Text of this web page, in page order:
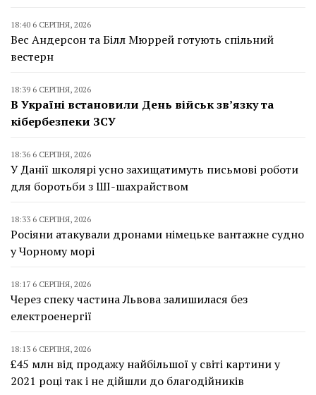
18:40 6 СЕРПНЯ, 2026
Вес Андерсон та Білл Мюррей готують спільний
вестерн
18:39 6 СЕРПНЯ, 2026
В Україні встановили День військ зв’язку та
кібербезпеки ЗСУ
18:36 6 СЕРПНЯ, 2026
У Данії школярі усно захищатимуть письмові роботи
для боротьби з ШІ-шахрайством
18:33 6 СЕРПНЯ, 2026
Росіяни атакували дронами німецьке вантажне судно
у Чорному морі
18:17 6 СЕРПНЯ, 2026
Через спеку частина Львова залишилася без
електроенергії
18:13 6 СЕРПНЯ, 2026
£45 млн від продажу найбільшої у світі картини у
2021 році так і не дійшли до благодійників